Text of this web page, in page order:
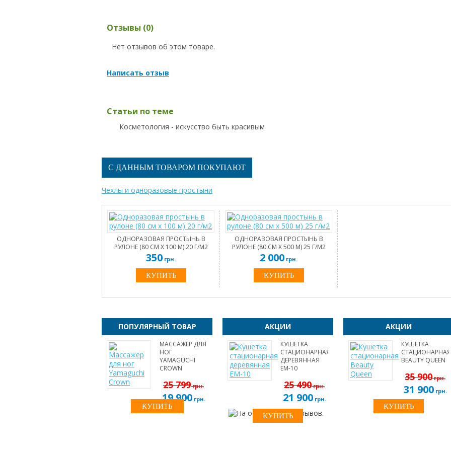
Отзывы (0)
Нет отзывов об этом товаре.
Написать отзыв
Статьи по теме
Косметология - искусство быть красивым
С ДАННЫМ ТОВАРОМ ПОКУПАЮТ
Чехлы и одноразовые простыни
ОДНОРАЗОВАЯ ПРОСТЫНЬ В
РУЛОНЕ (80 СМ Х 100 М) 20 Г/М2
350 грн.
ОДНОРАЗОВАЯ ПРОСТЫНЬ В
РУЛОНЕ (80 СМ Х 500 М) 25 Г/М2
2 000 грн.
ПОПУЛЯРНЫЙ ТОВАР
МАССАЖЕР ДЛЯ
НОГ
YAMAGUCHI
CROWN
25 799грн.
19 900грн.
КУПИТЬ
АКЦИИ
КУШЕТКА
СТАЦИОНАРНАЯ
ДЕРЕВЯННАЯ
EM-10
25 490грн.
21 900грн.
АКЦИИ
КУШЕТКА
СТАЦИОНАРНАЯ
BEAUTY QUEEN
35 900грн.
31 900грн.